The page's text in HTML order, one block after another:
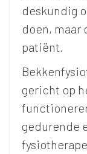
deskundig
doen, maar
patiënt.
gericht op
gedurende